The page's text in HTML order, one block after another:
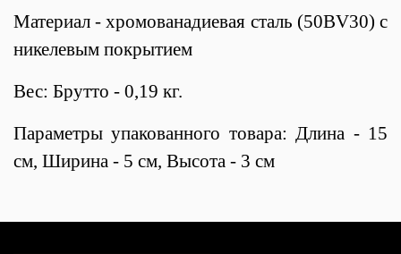
Материал - хромованадиевая сталь (50BV30) с
никелевым покрытием
Вес: Брутто - 0,19 кг.
Параметры упакованного товара: Длина - 15
см, Ширина - 5 см, Высота - 3 см